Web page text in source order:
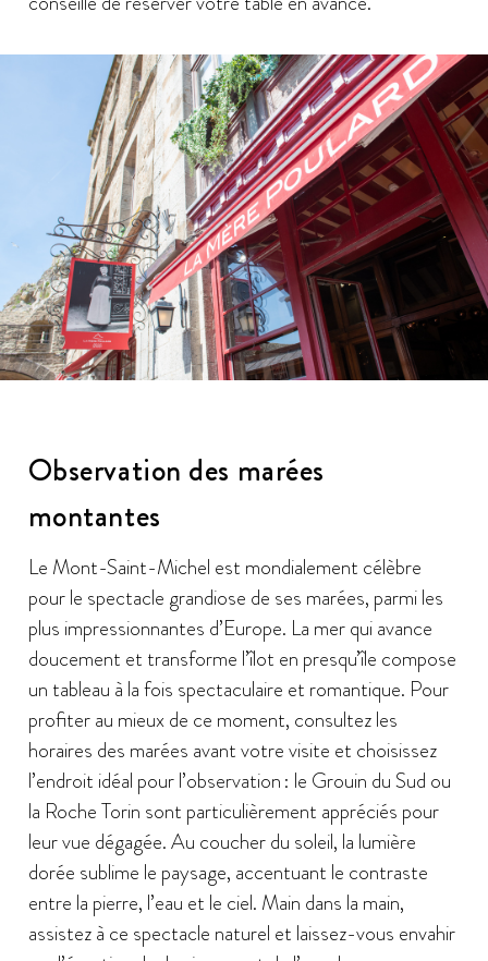
Observation des marées
montantes
Le Mont-Saint-Michel est mondialement célèbre
pour le spectacle grandiose de ses marées, parmi les
plus impressionnantes d’Europe. La mer qui avance
doucement et transforme l’îlot en presqu’île compose
un tableau à la fois spectaculaire et romantique. Pour
profiter au mieux de ce moment, consultez les
horaires des marées avant votre visite et choisissez
l’endroit idéal pour l’observation : le Grouin du Sud ou
la Roche Torin sont particulièrement appréciés pour
leur vue dégagée. Au coucher du soleil, la lumière
dorée sublime le paysage, accentuant le contraste
entre la pierre, l’eau et le ciel. Main dans la main,
assistez à ce spectacle naturel et laissez-vous envahir